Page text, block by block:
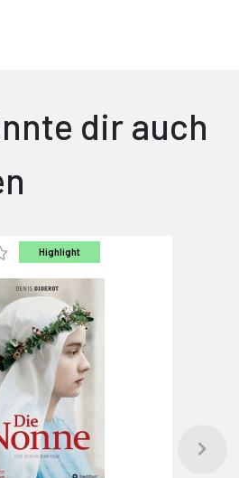
dir auch
Highlight